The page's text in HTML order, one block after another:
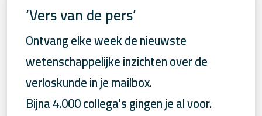
‘Vers van de pers’
Ontvang elke week de nieuwste
wetenschappelijke inzichten over de
verloskunde in je mailbox.
Bijna 4.000 collega's gingen je al voor.